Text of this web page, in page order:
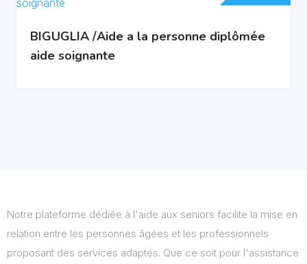
BIGUGLIA /Aide a la personne diplômée
aide soignante
Notre plateforme dédiée à l'aide aux seniors facilite la mise en
relation entre les personnes âgées et les professionnels
proposant des services adaptés. Que ce soit pour l'assistance